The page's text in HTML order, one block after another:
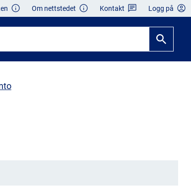
Om nettstedet Kontakt Logg på